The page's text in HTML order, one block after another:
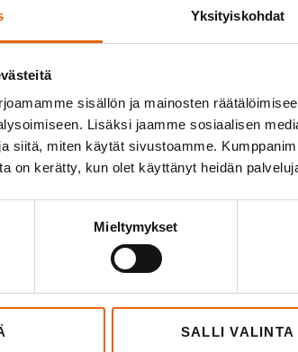
Yksityiskohdat
sisällön ja mainosten
Lisäksi jaamme sosiaalisen
siitä, miten käytät sivustoamme.
on kerätty, kun olet käyttänyt heidän
Mieltymykset
SALLI VALINTA
jo
metallien eri
ja pohja saadaan
Halusin laseista
Veslatecilla
mutta kauniin
on laserhitsauksen
on erityisen
tuotteen designissa.